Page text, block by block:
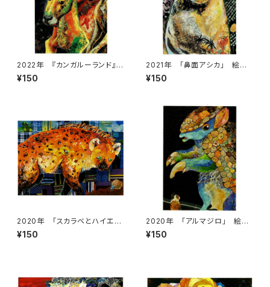
2022年 『カンガルーランド』
絵はがき
¥150
2021年 「鼻面アシカ」 絵は
がき
¥150
2020年 「スカラベとハイエ
ナ」 絵はがき
¥150
2020年 「アルマジロ」 絵は
がき
¥150